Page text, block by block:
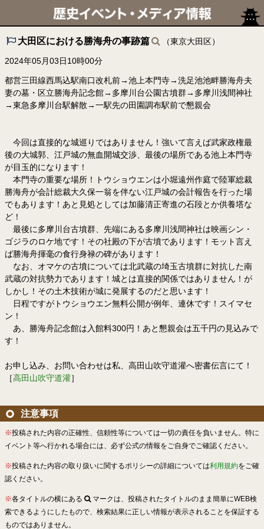
大田区における勝海舟の事跡篇 （東京大田区）
2024年05月03日10時00分
都営三田線西馬込駅南口改札前→池上本門寺→洗足池池畔勝海舟夫
妻の墓・区立勝海舟記念館→多摩川台公園古墳群→多摩川浅間神社
→東急多摩川台駅解散→一駅先の田園調布駅前で懇親会
今回は直接的な城巡りではありません！強いて言えば武家政権最
後の大城郭、江戸城の無血開城交渉、最後の場所である池上本門寺
が目玉的になります！
本門寺の重要な場所！トウショウエンは小堀遠州作庭で陸軍総裁
勝海舟が会計総裁大久保一翁を伴ない江戸城の会計報告を行った場
でもあります！あと見処としては加藤清正寄進の石段とか供養塔な
ど！
最後に多摩川台古墳群、先端にある多摩川浅間神社は映画シン・
ゴジラのロケ地です！その社殿の下が古墳であります！モット言え
ば勝海舟揮毫の食行身禄の碑があります！
なお、オマケの古墳については北武蔵の埼玉古墳群に対抗した南
武蔵の対抗勢力であります！城とは直接的関係ではありません！が
しかし！その土木技術が城に発展するのだと思います！
日程ですがトウショウエン無料公開が例年、連休です！スイマセ
ン！
あ、勝海舟記念館は入館料300円！あと懇親会は五千円の見込みで
す！
お申し込み、お問い合わせは私、高田山吹守道灌へ密書伝言にて！
［高田山吹守道灌］
注意事項
※投稿された内容の正確性、信頼性等については一切の責任を負いません。特に
イベント等へ行かれる場合には、必ず公式の情報をご自身でご確認ください。
※投稿された内容の取り扱いに関するポリシーの詳細については利用規約をご確
認ください。
※各タイトルの横にある
マークは、投稿されたタイトルのまま簡単にWEB検
索できるようにしたもので、検索結果に正しい情報が表示されることを保証する
ものではありません。